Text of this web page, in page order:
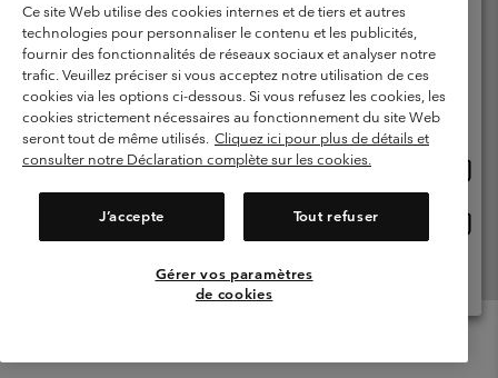
Garanties Légales
Politique de confidentialité
Conditions d'utilisation - Membres
Conditions D'utilisation - Contenu généré par l'utilisateur
Impressum
Cookies
Public CBCR
Ce site Web utilise des cookies internes et de tiers et autres
technologies pour personnaliser le contenu et les publicités,
fournir des fonctionnalités de réseaux sociaux et analyser notre
trafic. Veuillez préciser si vous acceptez notre utilisation de ces
cookies via les options ci-dessous. Si vous refusez les cookies, les
cookies strictement nécessaires au fonctionnement du site Web
seront tout de même utilisés. Cliquez ici pour plus de détails et
consulter notre Déclaration complète sur les cookies.
J’accepte Tout refuser
Gérer vos paramètres
de cookies
Veuillez sélectionner votre pays d’expédition et
votre langue
Achats en ligne disponibles
United States
ligne
France
Voir Tous Les Pays